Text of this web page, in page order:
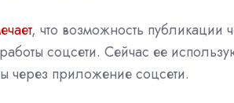
, что возможность публикации
соцсети. Сейчас ее
через приложение соцсети.